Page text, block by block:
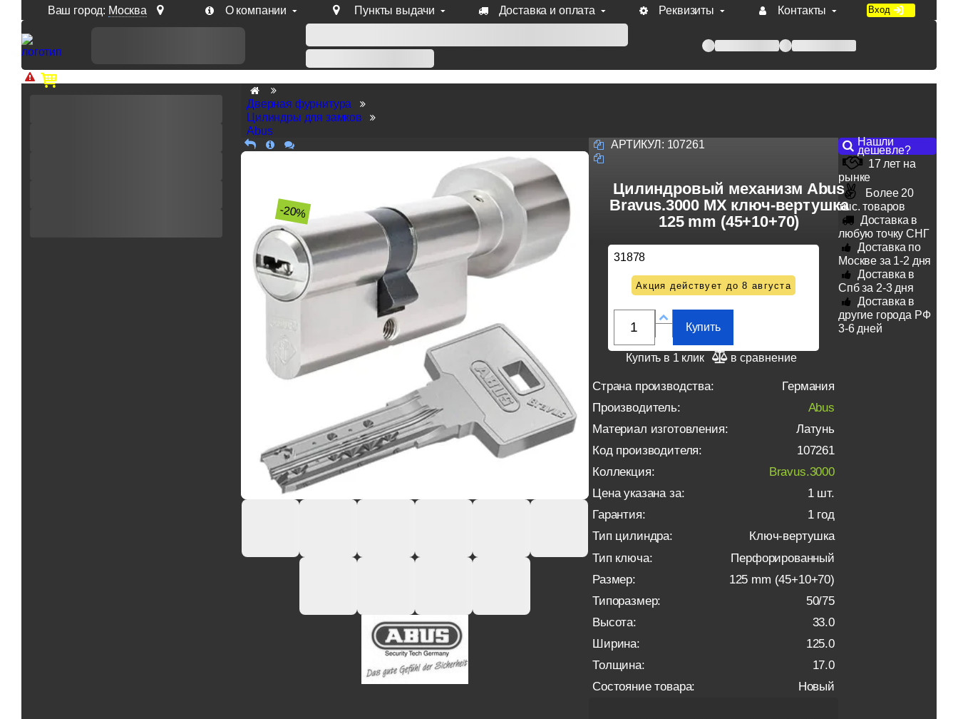
Ваш город: Москва О компании Пункты выдачи Доставка и оплата Реквизиты Контакты Вход
Доп. скидка от цен на сайте 7% при заказе от 50 тыс. руб продукции Venezia, Fratelli, Tupai, Extreza, Melodia, Forme при оплате по счету.
Дверная фурнитура
Цилиндры для замков
Abus
-20%
АРТИКУЛ: 107261
Цилиндровый механизм Abus
Bravus.3000 MX ключ-вертушка
125 mm (45+10+70)
31878
Акция действует до 8 августа
Купить
Купить в 1 клик в сравнение
Страна производства:
Германия
Производитель:
Abus
Материал изготовления:
Латунь
Код производителя:
107261
Коллекция:
Bravus.3000
Цена указана за:
1 шт.
Гарантия:
1 год
Тип цилиндра:
Ключ-вертушка
Тип ключа:
Перфорированный
Размер:
125 mm (45+10+70)
Типоразмер:
50/75
Высота:
33.0
Ширина:
125.0
Толщина:
17.0
Состояние товара:
Новый
Нашли
дешевле?
17 лет на
рынке
Более 20
тыс. товаров
Доставка в
любую точку СНГ
Доставка по
Москве за 1-2 дня
Доставка в
Спб за 2-3 дня
Доставка в
другие города РФ
3-6 дней